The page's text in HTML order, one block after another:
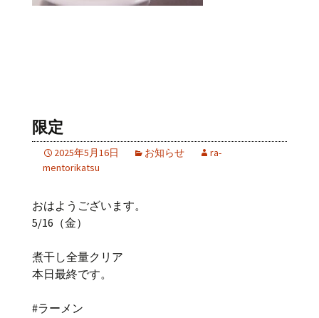
限定
2025年5月16日 お知らせ
ra-
mentorikatsu
おはようございます。
5/16（金）
煮干し全量クリア
本日最終です。
#ラーメン